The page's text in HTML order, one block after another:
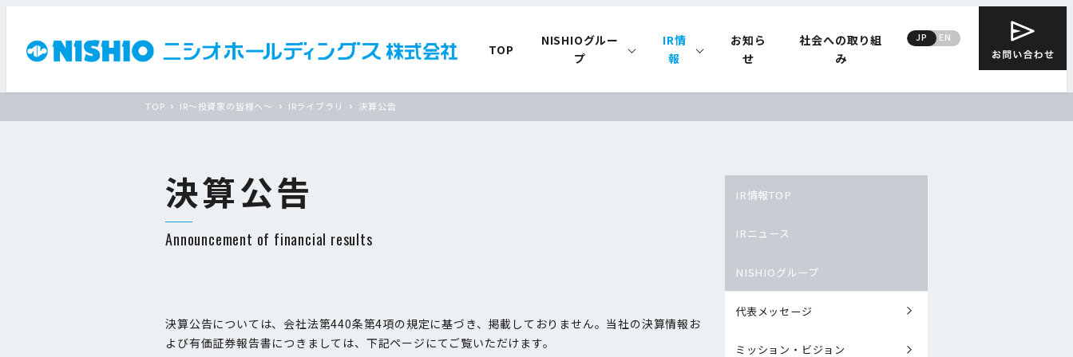
TOP
NISHIOグルー
プ
IR情
報
お知ら
せ
社会への取り組
み
JP EN
TOP IR〜投資家の皆様へ〜 IRライブラリ 決算公告
決算公告
Announcement of financial results
決算公告については、会社法第440条第4項の規定に基づき、掲載しておりません。当社の決算情報お
よび有価証券報告書につきましては、下記ページにてご覧いただけます。
IR情報TOP
IRニュース
NISHIOグループ
代表メッセージ
ミッション・ビジョン